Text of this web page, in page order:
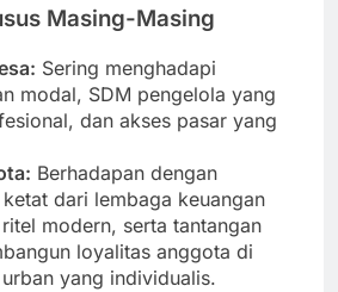
Masing-Masing
Sering menghadapi
modal, SDM pengelola yang
dan akses pasar yang
Berhadapan dengan
dari lembaga keuangan
modern, serta tantangan
loyalitas anggota di
yang individualis.